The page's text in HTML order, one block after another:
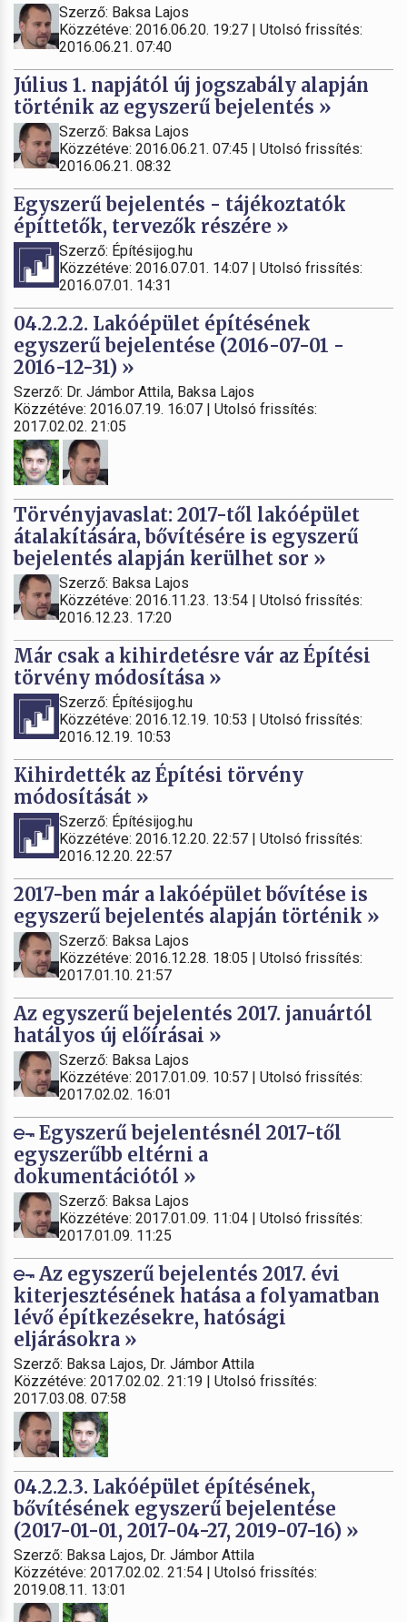
Szerző: Baksa Lajos
Közzétéve: 2016.06.20. 19:27 | Utolsó frissítés:
2016.06.21. 07:40
Július 1. napjától új jogszabály alapján
történik az egyszerű bejelentés »
Szerző: Baksa Lajos
Közzétéve: 2016.06.21. 07:45 | Utolsó frissítés:
2016.06.21. 08:32
Egyszerű bejelentés - tájékoztatók
építtetők, tervezők részére »
Szerző: Építésijog.hu
Közzétéve: 2016.07.01. 14:07 | Utolsó frissítés:
2016.07.01. 14:31
04.2.2.2. Lakóépület építésének
egyszerű bejelentése (2016-07-01 -
2016-12-31) »
Szerző: Dr. Jámbor Attila, Baksa Lajos
Közzétéve: 2016.07.19. 16:07 | Utolsó frissítés:
2017.02.02. 21:05
Törvényjavaslat: 2017-től lakóépület
átalakítására, bővítésére is egyszerű
bejelentés alapján kerülhet sor »
Szerző: Baksa Lajos
Közzétéve: 2016.11.23. 13:54 | Utolsó frissítés:
2016.12.23. 17:20
Már csak a kihirdetésre vár az Építési
törvény módosítása »
Szerző: Építésijog.hu
Közzétéve: 2016.12.19. 10:53 | Utolsó frissítés:
2016.12.19. 10:53
Kihirdették az Építési törvény
módosítását »
Szerző: Építésijog.hu
Közzétéve: 2016.12.20. 22:57 | Utolsó frissítés:
2016.12.20. 22:57
2017-ben már a lakóépület bővítése is
egyszerű bejelentés alapján történik »
Szerző: Baksa Lajos
Közzétéve: 2016.12.28. 18:05 | Utolsó frissítés:
2017.01.10. 21:57
Az egyszerű bejelentés 2017. januártól
hatályos új előírásai »
Szerző: Baksa Lajos
Közzétéve: 2017.01.09. 10:57 | Utolsó frissítés:
2017.02.02. 16:01
Egyszerű bejelentésnél 2017-től
egyszerűbb eltérni a
dokumentációtól »
Szerző: Baksa Lajos
Közzétéve: 2017.01.09. 11:04 | Utolsó frissítés:
2017.01.09. 11:25
Az egyszerű bejelentés 2017. évi
kiterjesztésének hatása a folyamatban
lévő építkezésekre, hatósági
eljárásokra »
Szerző: Baksa Lajos, Dr. Jámbor Attila
Közzétéve: 2017.02.02. 21:19 | Utolsó frissítés:
2017.03.08. 07:58
04.2.2.3. Lakóépület építésének,
bővítésének egyszerű bejelentése
(2017-01-01, 2017-04-27, 2019-07-16) »
Szerző: Baksa Lajos, Dr. Jámbor Attila
Közzétéve: 2017.02.02. 21:54 | Utolsó frissítés:
2019.08.11. 13:01